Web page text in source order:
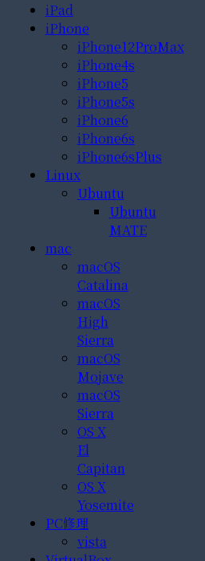
iPad
iPhone
iPhone12ProMax
iPhone4s
iPhone5
iPhone5s
iPhone6
iPhone6s
iPhone6sPlus
Linux
Ubuntu
Ubuntu
MATE
mac
macOS
Catalina
macOS
High
Sierra
macOS
Mojave
macOS
Sierra
OS X
El
Capitan
OS X
Yosemite
PC修理
vista